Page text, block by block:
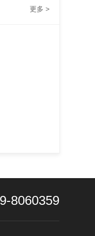
更多 >
8060359